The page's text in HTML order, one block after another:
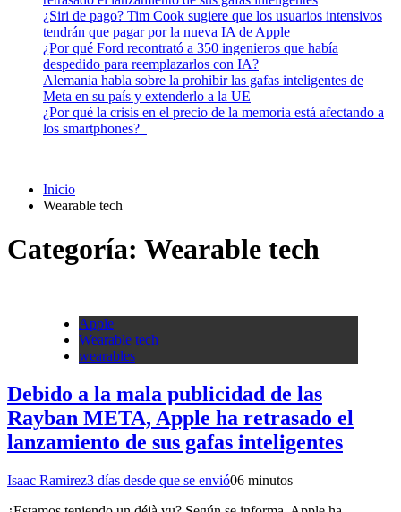
¿Siri de pago? Tim Cook sugiere que los usuarios intensivos
tendrán que pagar por la nueva IA de Apple
¿Por qué Ford recontrató a 350 ingenieros que había
despedido para reemplazarlos con IA?
Alemania habla sobre la prohibir las gafas inteligentes de
Meta en su país y extenderlo a la UE
¿Por qué la crisis en el precio de la memoria está afectando a
los smartphones?
Inicio
Wearable tech
Categoría: Wearable tech
Apple
Wearable tech
wearables
Debido a la mala publicidad de las
Rayban META, Apple ha retrasado el
lanzamiento de sus gafas inteligentes
Isaac Ramirez3 días desde que se envió06 minutos